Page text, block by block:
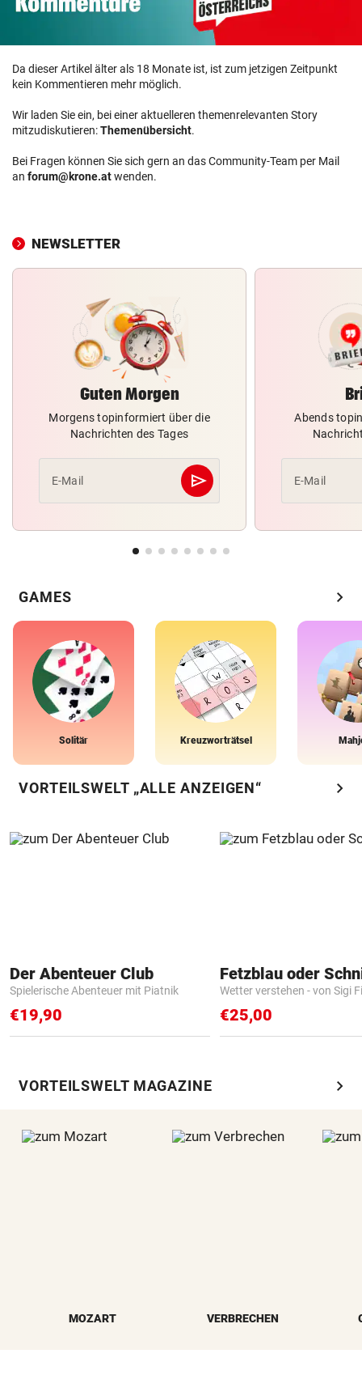
Da dieser Artikel älter als 18 Monate ist, ist zum jetzigen Zeitpunkt
kein Kommentieren mehr möglich.
Wir laden Sie ein, bei einer aktuelleren themenrelevanten Story
mitzudiskutieren:Themenübersicht.
Bei Fragen können Sie sich gern an das Community-Team per Mail
an forum@krone.atwenden.
NEWSLETTER
Guten Morgen
Morgens topinformiert über die
Nachrichten des Tages
E-Mail send
Abschicken
Abends
E-Mail
GAMES chevron_right
Solitär Kreuzworträtsel
VORTEILSWELT „ALLE ANZEIGEN“ chevron_right
Der Abenteuer Club
Spielerische Abenteuer mit Piatnik
€19,90
Fetzblau oder
Wetter verstehen - von Sigi
€25,00
VORTEILSWELT MAGAZINE chevron_right
MOZART VERBRECHEN